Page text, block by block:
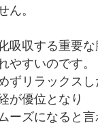
ん。
吸収する重要
やすいのです。
ずリラックス
が優位となり
ーズになると言